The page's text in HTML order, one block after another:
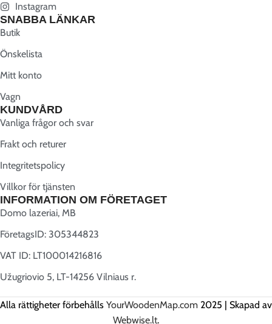
Instagram
SNABBA LÄNKAR
Butik
Önskelista
Mitt konto
Vagn
KUNDVÅRD
Vanliga frågor och svar
Frakt och returer
Integritetspolicy
Villkor för tjänsten
INFORMATION OM FÖRETAGET
Domo lazeriai, MB
FöretagsID: 305344823
VAT ID: LT100014216816
Užugriovio 5, LT-14256 Vilniaus r.
Alla rättigheter förbehålls YourWoodenMap.com 2025 | Skapad av
Webwise.lt.